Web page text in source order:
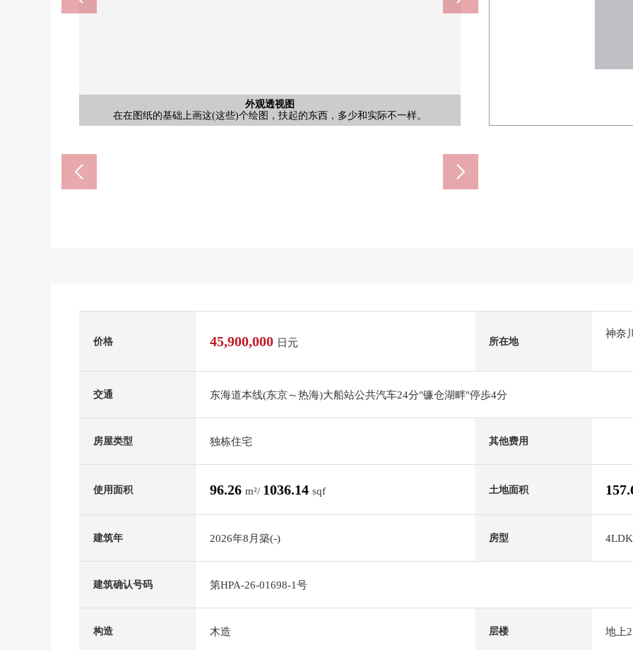
外观透视图
在在图纸的基础上画这(这些)个绘图，扶起的东西，多少和实际不一样。
外观
[外观]2026/05/21拍摄
室内
[外观]2026/05/21拍摄
客厅
[外观]2026/05/21拍摄
含有前面道路的外观
含有前面道路的外观
含有前面道路的外观
含有前面道路的外观
含有前面道路的外观
含有前面道路的外观
今泉小学(约1910m)
岩濑中学(约2360m)
泷之入兔子公园(约160m)
北镰仓台商店街(约950m)
FIT CARE MART镰仓今泉店(约1820m)
法厅警员允医院(约970m)
镰仓今泉台邮局(约990m)
价格 45,900,000 日元 所在地
神奈
交通 东海道本线(东京～热海)大船站公共汽车24分"镰仓湖畔"停歩4分
房屋类型 独栋住宅 其他费用
使用面积 96.26 m²/ 1036.14 sqf 土地面积
建筑年 2026年8月築(-) 房型 4LDK
建筑确认号码 第HPA-26-01698-1号
构造 木造 层楼 地上